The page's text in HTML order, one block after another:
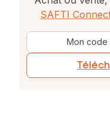
SAFTI
Mon code